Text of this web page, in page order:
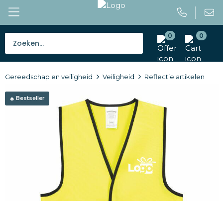
0 0
Tassen
Caps en mutsen
Outdoor en vrije tijd
Gereedschap en veiligheid Veiligheid Reflectie artikelen
Bestseller